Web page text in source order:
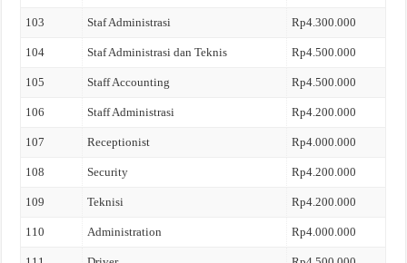
103 Staf Administrasi Rp4.300.000
104 Staf Administrasi dan Teknis Rp4.500.000
105 Staff Accounting Rp4.500.000
106 Staff Administrasi Rp4.200.000
107 Receptionist Rp4.000.000
108 Security Rp4.200.000
109 Teknisi Rp4.200.000
110 Administration Rp4.000.000